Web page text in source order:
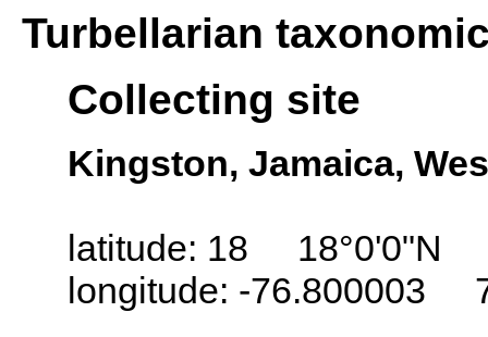
Turbellarian
Collecting site
Kingston, Jamaica,
latitude: 18 18°0'0"N
longitude: -76.800003